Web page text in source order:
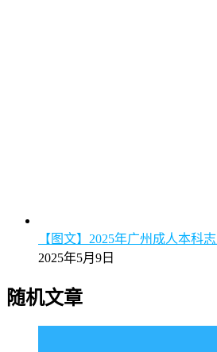
【图文】2025年广州成人本科
2025年5月9日
随机文章